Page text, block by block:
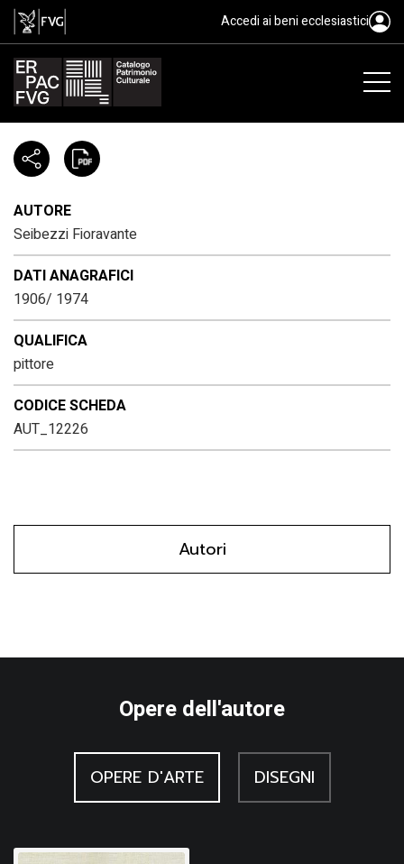
Seibezzi Fioravante, 1906/ 1974
Accedi ai beni ecclesiastici
AUTORE
Seibezzi Fioravante
DATI ANAGRAFICI
1906/ 1974
QUALIFICA
pittore
CODICE SCHEDA
AUT_12226
Autori
Opere dell'autore
OPERE D'ARTE DISEGNI